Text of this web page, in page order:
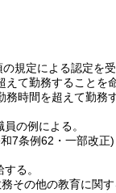
規定による認定を
えて勤務することを
時間を超えて勤
の例による。
7条例62・一部改正)
る。
その他の教育に関